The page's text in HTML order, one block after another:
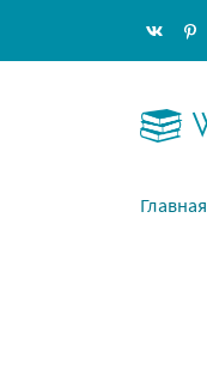
Главная